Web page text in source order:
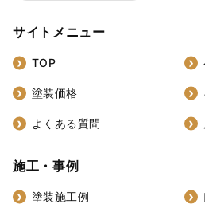
サイトメニュー
TOP
塗装価格
よくある質問
施工・事例
塗装施工例